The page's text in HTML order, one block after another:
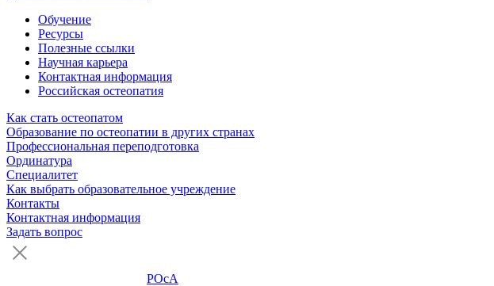
Обучение
Ресурсы
Полезные ссылки
Научная карьера
Контактная информация
Российская остеопатия
Как стать остеопатом
Образование по остеопатии в других странах
Профессиональная переподготовка
Ординатура
Специалитет
Как выбрать образовательное учреждение
Контакты
Контактная информация
Задать вопрос
РОсА